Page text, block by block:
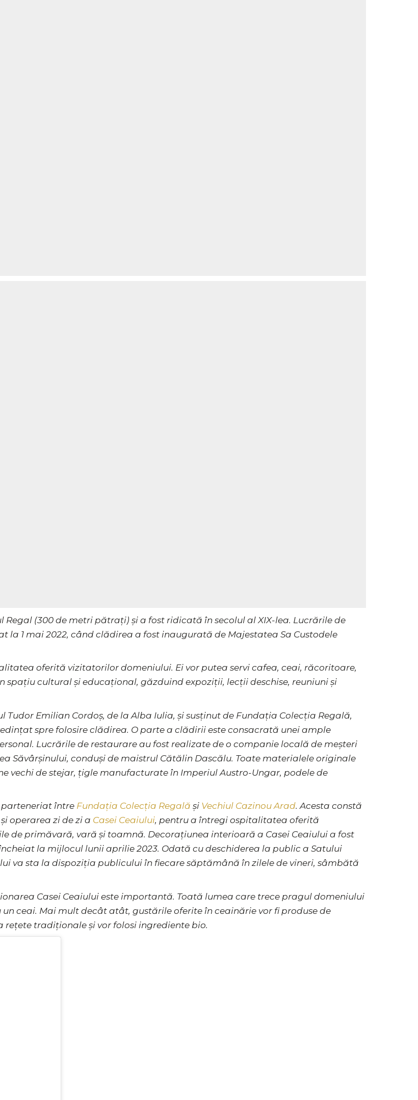
(300 de metri pătrați) și a fost ridicată în secolul al XIX-lea. Lucrările de
la 1 mai 2022, când clădirea a fost inaugurată de Majestatea Sa Custodele
oferită vizitatorilor domeniului. Ei vor putea servi cafea, ceai, răcoritoare,
spațiu cultural și educațional, găzduind expoziții, lecții deschise, reuniuni și
Emilian Cordoș, de la Alba Iulia, și susținut de Fundația Colecția Regală,
spre folosire clădirea. O parte a clădirii este consacrată unei ample
Lucrările de restaurare au fost realizate de o companie locală de meșteri
Săvârșinului, conduși de maistrul Cătălin Dascălu. Toate materialele originale
vechi de stejar, țigle manufacturate în Imperiul Austro-Ungar, podele de
parteneriat între Fundația Colecția Regală și Vechiul Cazinou Arad. Acesta constă
operarea zi de zi a Casei Ceaiului, pentru a întregi ospitalitatea oferită
de primăvară, vară și toamnă. Decorațiunea interioară a Casei Ceaiului a fost
la mijlocul lunii aprilie 2023. Odată cu deschiderea la public a Satului
va sta la dispoziția publicului în fiecare săptămână în zilele de vineri, sâmbătă
Casei Ceaiului este importantă. Toată lumea care trece pragul domeniului
ceai. Mai mult decât atât, gustările oferite în ceainărie vor fi produse de
tradiționale și vor folosi ingrediente bio.